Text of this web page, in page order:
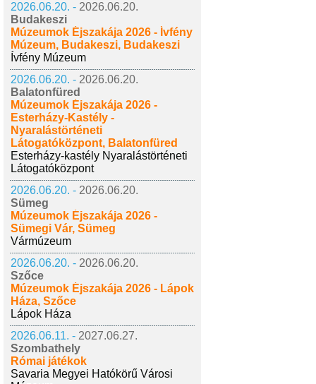
2026.06.20. - 2026.06.20.
Budakeszi
Múzeumok Éjszakája 2026 - Ívfény
Múzeum, Budakeszi, Budakeszi
Ívfény Múzeum
2026.06.20. - 2026.06.20.
Balatonfüred
Múzeumok Éjszakája 2026 -
Esterházy-Kastély -
Nyaralástörténeti
Látogatóközpont, Balatonfüred
Esterházy-kastély Nyaralástörténeti
Látogatóközpont
2026.06.20. - 2026.06.20.
Sümeg
Múzeumok Éjszakája 2026 -
Sümegi Vár, Sümeg
Vármúzeum
2026.06.20. - 2026.06.20.
Szőce
Múzeumok Éjszakája 2026 - Lápok
Háza, Szőce
Lápok Háza
2026.06.11. - 2027.06.27.
Szombathely
Római játékok
Savaria Megyei Hatókörű Városi